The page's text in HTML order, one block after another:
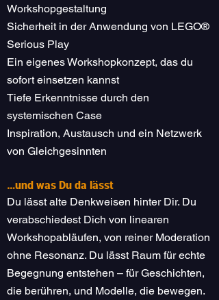
Workshopgestaltung
Sicherheit in der Anwendung von LEGO®
Serious Play
Ein eigenes Workshopkonzept, das du
sofort einsetzen kannst
Tiefe Erkenntnisse durch den
systemischen Case
Inspiration, Austausch und ein Netzwerk
von Gleichgesinnten
…und was Du da lässt
Du lässt alte Denkweisen hinter Dir. Du
verabschiedest Dich von linearen
Workshopabläufen, von reiner Moderation
ohne Resonanz. Du lässt Raum für echte
Begegnung entstehen – für Geschichten,
die berühren, und Modelle, die bewegen.